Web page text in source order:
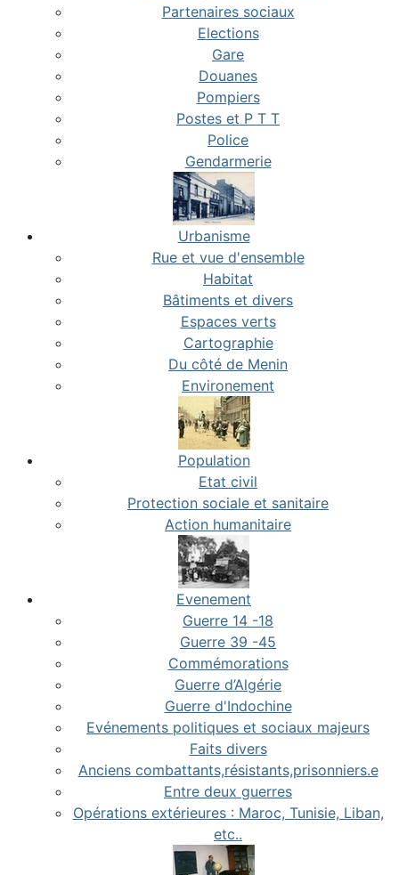
Partenaires sociaux
Elections
Gare
Douanes
Pompiers
Postes et P T T
Police
Gendarmerie
Urbanisme
Rue et vue d'ensemble
Habitat
Bâtiments et divers
Espaces verts
Cartographie
Du côté de Menin
Environement
Population
Etat civil
Protection sociale et sanitaire
Action humanitaire
Evenement
Guerre 14 -18
Guerre 39 -45
Commémorations
Guerre d’Algérie
Guerre d'Indochine
Evénements politiques et sociaux majeurs
Faits divers
Anciens combattants,résistants,prisonniers.e
Entre deux guerres
Opérations extérieures : Maroc, Tunisie, Liban,
etc..